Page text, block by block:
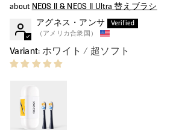
NEOS II & NEOS II Ultra 替えブラシ
アグネス・アンサ
（アメリカ合衆国）
ホワイト / 超ソフト